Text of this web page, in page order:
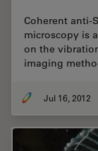
Coherent anti-
microscopy is
on the
imaging
Jul 16, 2012